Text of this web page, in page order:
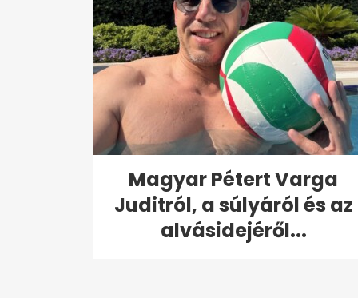
Magyar Pétert Varga
Juditról, a súlyáról és az
alvásidejéről...